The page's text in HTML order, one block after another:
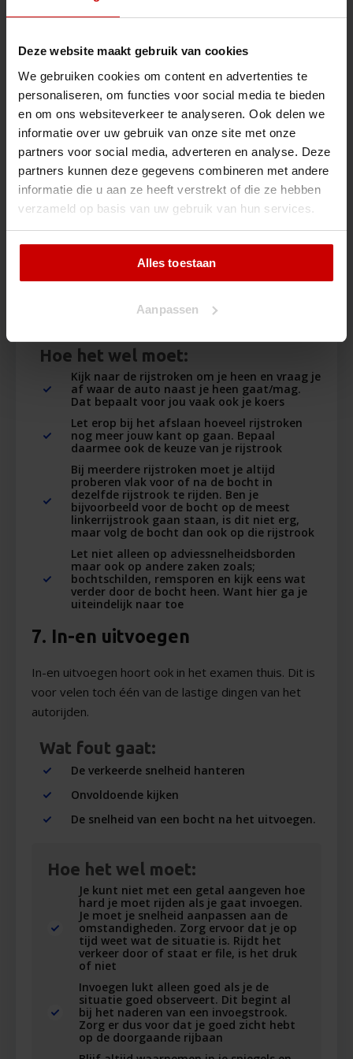
Deze website maakt gebruik van cookies
We gebruiken cookies om content en advertenties te
personaliseren, om functies voor social media te bieden
en om ons websiteverkeer te analyseren. Ook delen we
informatie over uw gebruik van onze site met onze
partners voor social media, adverteren en analyse. Deze
partners kunnen deze gegevens combineren met andere
informatie die u aan ze heeft verstrekt of die ze hebben
verzameld op basis van uw gebruik van hun services.
Alles toestaan
Aanpassen
Je hoeft niet alles snel te doen. Bij de meeste
6. De taal van de weg
Het is belangrijk dat je naast borden, verkeerslichten
ook de pijlen, strepen en andere markeringen op de
weg in de gaten houdt. Ze vertellen je veel over de
situatie op dat moment of die komen gaat.
Wat fout gaat:
Verkeerd voorsorteren bij meerdere
rijstroken
Per ongeluk wisselen van rijstrook in de
bocht
Verkeerd inschatten van bochten
Hoe het wel moet:
Kijk naar de rijstroken om je heen en vraag je
af waar de auto naast je heen gaat/mag.
Dat bepaalt voor jou vaak ook je koers
Let erop bij het afslaan hoeveel rijstroken
nog meer jouw kant op gaan. Bepaal
daarmee ook de keuze van je rijstrook
Bij meerdere rijstroken moet je altijd
proberen vlak voor of na de bocht in
dezelfde rijstrook te rijden. Ben je
bijvoorbeeld voor de bocht op de meest
linkerrijstrook gaan staan, is dit niet erg,
maar volg de bocht dan ook op die rijstrook
Let niet alleen op adviessnelheidsborden
maar ook op andere zaken zoals;
bochtschilden, remsporen en kijk eens wat
verder door de bocht heen. Want hier ga je
uiteindelijk naar toe
7. In-en uitvoegen
In-en uitvoegen hoort ook in het examen thuis. Dit is
voor velen toch één van de lastige dingen van het
autorijden.
Wat fout gaat:
De verkeerde snelheid hanteren
Onvoldoende kijken
De snelheid van een bocht na het uitvoegen.
Hoe het wel moet:
Je kunt niet met een getal aangeven hoe
hard je moet rijden als je gaat invoegen.
Je moet je snelheid aanpassen aan de
omstandigheden. Zorg ervoor dat je op
tijd weet wat de situatie is. Rijdt het
verkeer door of staat er file, is het druk
of niet
Invoegen lukt alleen goed als je de
situatie goed observeert. Dit begint al
bij het naderen van een invoegstrook.
Zorg er dus voor dat je goed zicht hebt
op de doorgaande rijbaan